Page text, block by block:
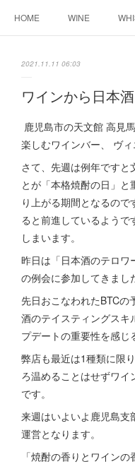
HOME WINE
2021.11.11 06:03
ワインから日本
鹿児島市の天文館 高見
楽しむワインバー、 ヴ
さて、先週は例年です
とが「本格焼酎の日」
り上がる期間となるの
ると前進しているよう
しまいます。
昨日は「日本酒のテロワ
の例会に参加してきまし
先日おこなわれたBTCの
酒のテイスティングスキ
プデートの重要性を感じ
弊店も最近は1種類に限
ろ温めることはせずワ
です。
来週はいよいよ鹿児島支
運営となります。
「焼酎の香りとワイン